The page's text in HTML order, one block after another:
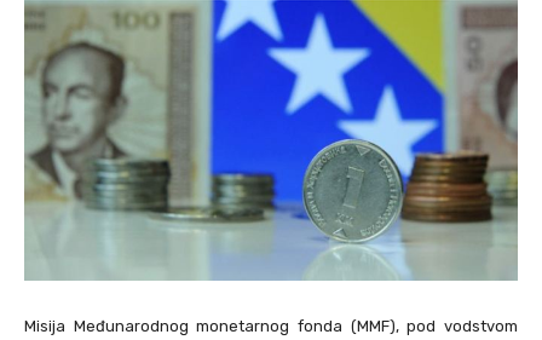
Misija Međunarodnog monetarnog fonda (MMF), pod vodstvom